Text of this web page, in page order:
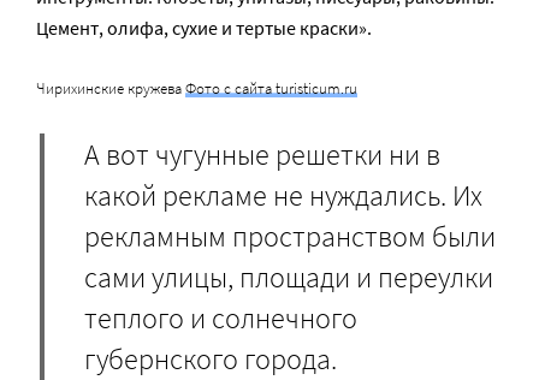
Цемент, олифа, сухие и тертые краски».
Чирихинские кружеваФото с сайта turisticum.ru
А вот чугунные решетки ни в
какой рекламе не нуждались. Их
рекламным пространством были
сами улицы, площади и переулки
теплого и солнечного
губернского города.